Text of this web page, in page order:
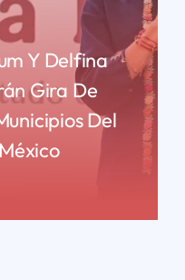
Y Delfina
Gira De
Del